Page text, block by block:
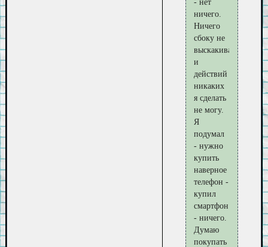
- нет
ничего.
Ничего
сбоку не
выскакивает
и
действий
никаких
я сделать
не могу.
Я
подумал
- нужно
купить
наверное
телефон -
купил
смартфон
- ничего.
Думаю
покупать